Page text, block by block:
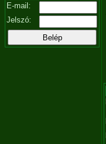
E-mail:
Jelszó: